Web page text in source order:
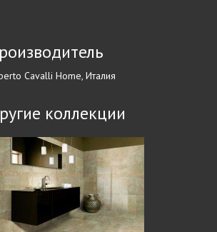
Cavalli Home, Италия
коллекции